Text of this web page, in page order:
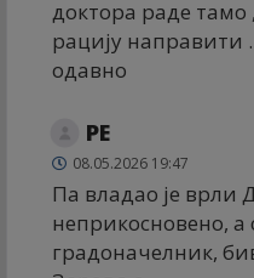
доктора раде тамо
рацију направити
одавно
РЕ
08.05.2026 19:47
Па владао је врли
неприкосновено, а
градоначелник,